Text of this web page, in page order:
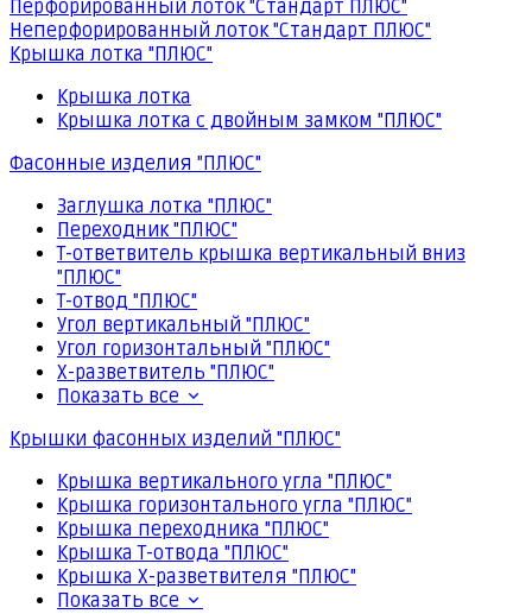
Перфорированный лоток "Стандарт ПЛЮС"
Неперфорированный лоток "Стандарт ПЛЮС"
Крышка лотка "ПЛЮС"
Крышка лотка
Крышка лотка с двойным замком "ПЛЮС"
Фасонные изделия "ПЛЮС"
Заглушка лотка "ПЛЮС"
Переходник "ПЛЮС"
Т-ответвитель крышка вертикальный вниз
"ПЛЮС"
Т-отвод "ПЛЮС"
Угол вертикальный "ПЛЮС"
Угол горизонтальный "ПЛЮС"
Х-разветвитель "ПЛЮС"
Показать все
Крышки фасонных изделий "ПЛЮС"
Крышка вертикального угла "ПЛЮС"
Крышка горизонтального угла "ПЛЮС"
Крышка переходника "ПЛЮС"
Крышка Т-отвода "ПЛЮС"
Крышка Х-разветвителя "ПЛЮС"
Показать все